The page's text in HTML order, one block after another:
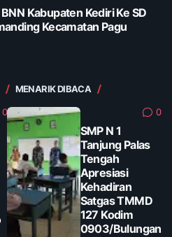
Kabupaten Kediri Ke SD
Kecamatan Pagu
0
MENARIK DIBACA
0
SMP N 1
Tanjung Palas
Tengah
Apresiasi
Kehadiran
Satgas TMMD
127 Kodim
0903/Bulungan